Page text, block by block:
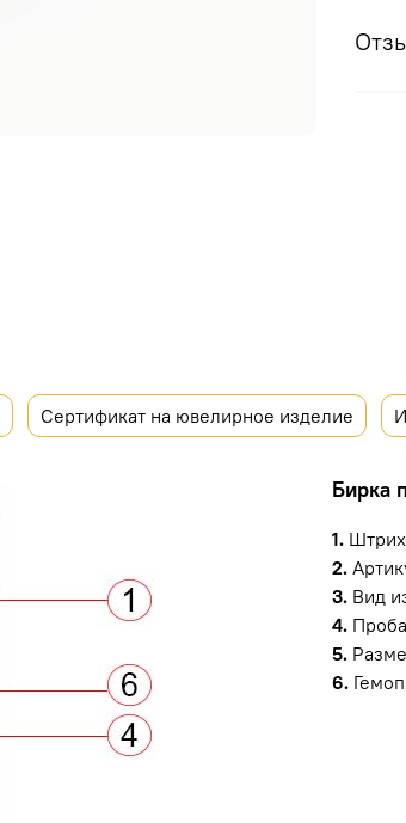
Сертификат на ювелирное изделие
Бирка
1.
2.
3.Вид
4.Проба
5.
6.